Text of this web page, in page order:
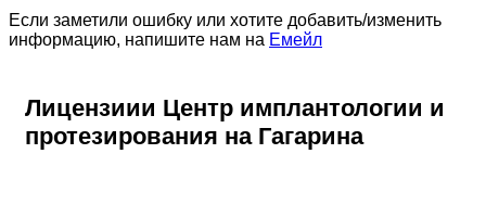
Если заметили ошибку или хотите добавить/изменить
информацию, напишите нам на Емейл
Лицензиии Центр имплантологии и
протезирования на Гагарина